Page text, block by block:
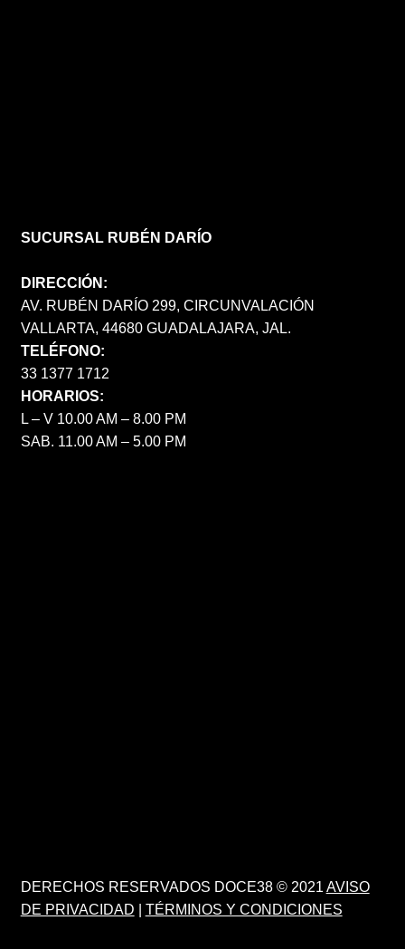
SUCURSAL RUBÉN DARÍO
DIRECCIÓN:
AV. RUBÉN DARÍO 299, CIRCUNVALACIÓN
VALLARTA, 44680 GUADALAJARA, JAL.
TELÉFONO:
33 1377 1712
HORARIOS:
L – V 10.00 AM – 8.00 PM
SAB. 11.00 AM – 5.00 PM
DERECHOS RESERVADOS DOCE38 © 2021 AVISO
DE PRIVACIDAD
TÉRMINOS Y CONDICIONES